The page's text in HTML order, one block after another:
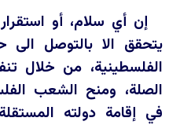
إن أي سلام، أو
يتحقق الا بالتوصل
الفلسطينية، من خلال
الصلة، ومنح الشعب
في إقامة دولته